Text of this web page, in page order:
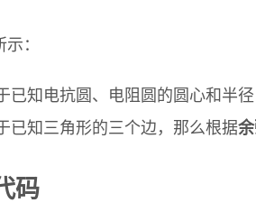
：
已知电抗圆、电阻圆的圆心和半
已知三角形的三个边，那么根据
码